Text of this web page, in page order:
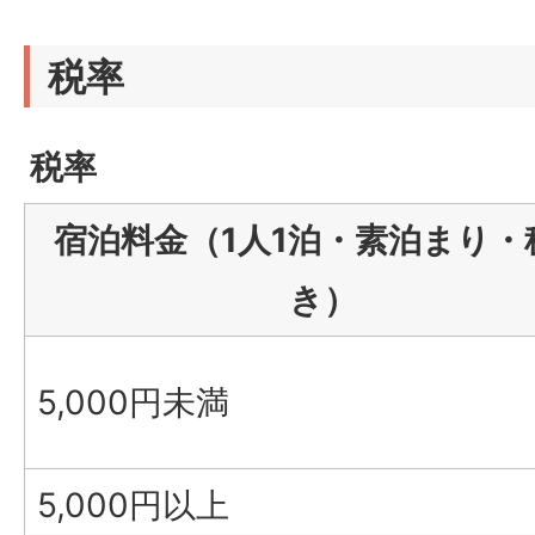
税率
税率
宿泊料金（1人1泊・素泊まり・
き）
5,000円未満
5,000円以上